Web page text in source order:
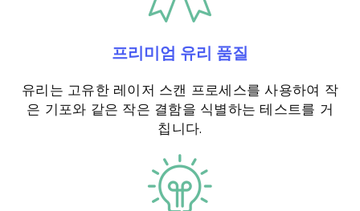
프리미엄 유리 품질
유리는 고유한 레이저 스캔 프로세스를 사용하여 작
은 기포와 같은 작은 결함을 식별하는 테스트를 거
칩니다.